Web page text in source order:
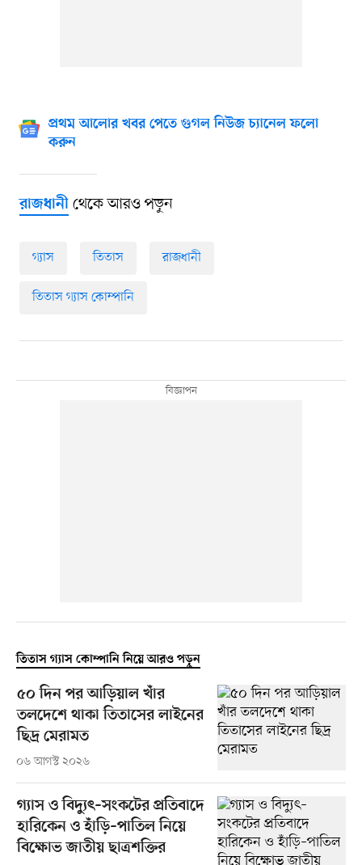
প্রথম আলোর খবর পেতে গুগল নিউজ চ্যানেল ফলো
করুন
রাজধানীথেকে আরও পড়ুন
গ্যাস তিতাস রাজধানী
তিতাস গ্যাস কোম্পানি
তিতাস গ্যাস কোম্পানি নিয়ে আরও পড়ুন
৫০ দিন পর আড়িয়াল খাঁর
তলদেশে থাকা তিতাসের লাইনের
ছিদ্র মেরামত
০৬ আগস্ট ২০২৬
গ্যাস ও বিদ্যুৎ–সংকটের প্রতিবাদে
হারিকেন ও হাঁড়ি–পাতিল নিয়ে
বিক্ষোভ জাতীয় ছাত্রশক্তির